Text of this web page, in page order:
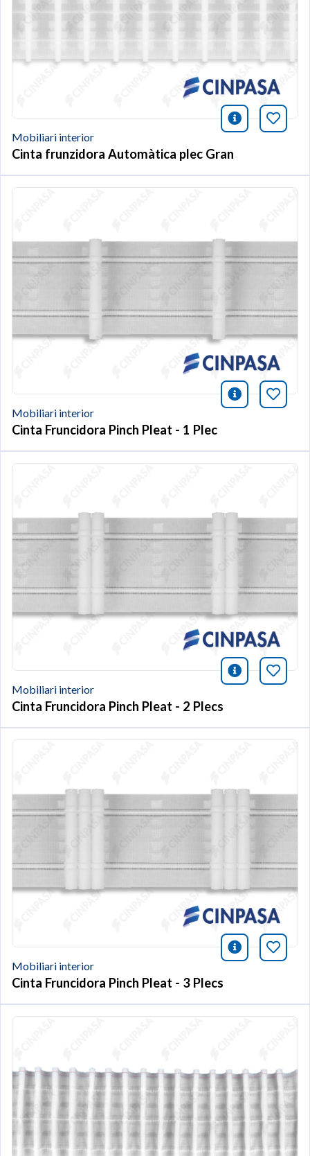
icono
Mobiliari interior
Cinta frunzidora Automàtica plec Gran
icono
Mobiliari interior
Cinta Fruncidora Pinch Pleat - 1 Plec
icono
Mobiliari interior
Cinta Fruncidora Pinch Pleat - 2 Plecs
icono
Mobiliari interior
Cinta Fruncidora Pinch Pleat - 3 Plecs